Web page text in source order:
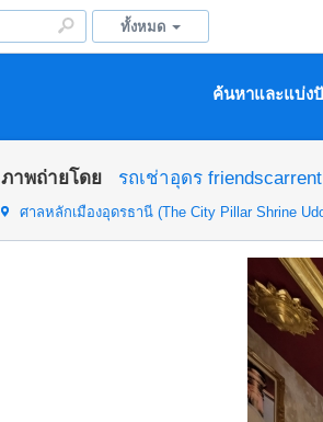
ทั้งหมด
ค้นหาและแบ่ง
ภาพถ่ายโดย รถเช่าอุดร friendscarrent
ศาลหลักเมืองอุดรธานี (The City Pillar Shrine